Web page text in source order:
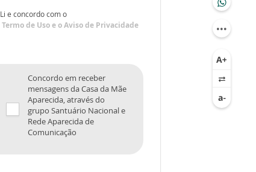
Li e concordo com o
Termo de Usoe oAviso de Privacidade
Concordo em receber
mensagens da Casa da Mãe
Aparecida, através do
grupo Santuário Nacional e
Rede Aparecida de
Comunicação